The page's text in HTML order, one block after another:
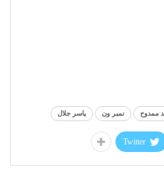
ممدوح نمبر ون ياسر جلال
Twitter